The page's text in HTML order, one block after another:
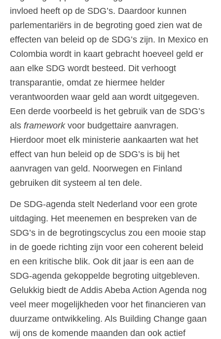
invloed heeft op de SDG’s. Daardoor kunnen
parlementariërs in de begroting goed zien wat de
effecten van beleid op de SDG’s zijn. In Mexico en
Colombia wordt in kaart gebracht hoeveel geld er
aan elke SDG wordt besteed. Dit verhoogt
transparantie, omdat ze hiermee helder
verantwoorden waar geld aan wordt uitgegeven.
Een derde voorbeeld is het gebruik van de SDG’s
als frameworkvoor budgettaire aanvragen.
Hierdoor moet elk ministerie aankaarten wat het
effect van hun beleid op de SDG’s is bij het
aanvragen van geld. Noorwegen en Finland
gebruiken dit systeem al ten dele.
De SDG-agenda stelt Nederland voor een grote
uitdaging. Het meenemen en bespreken van de
SDG’s in de begrotingscyclus zou een mooie stap
in de goede richting zijn voor een coherent beleid
en een kritische blik. Ook dit jaar is een aan de
SDG-agenda gekoppelde begroting uitgebleven.
Gelukkig biedt de Addis Abeba Action Agenda nog
veel meer mogelijkheden voor het financieren van
duurzame ontwikkeling. Als Building Change gaan
wij ons de komende maanden dan ook actief